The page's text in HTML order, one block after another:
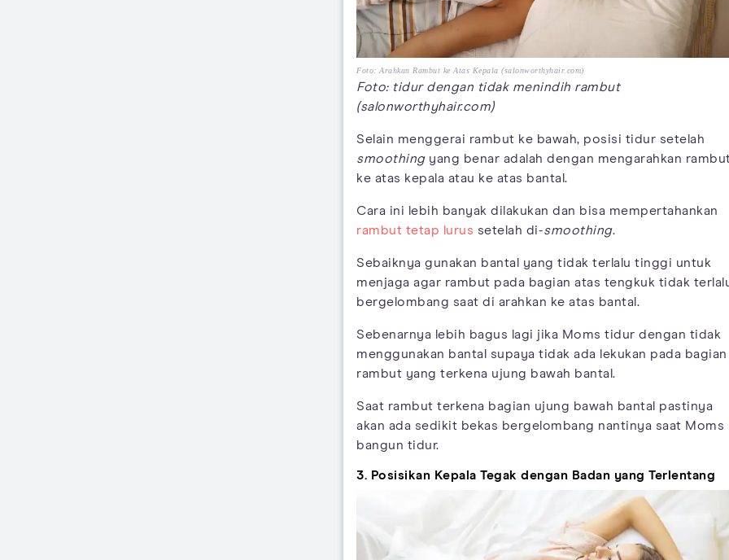
Foto: Arahkan Rambut ke Atas Kepala (salonworthyhair.com)
Foto: tidur dengan tidak menindih rambut
(salonworthyhair.com)
Selain menggerai rambut ke bawah, posisi tidur setelah
smoothingyang benar adalah dengan mengarahkan
ke atas kepala atau ke atas bantal.
Cara ini lebih banyak dilakukan dan bisa mempertahankan
rambut tetap lurus setelah di-smoothing.
Sebaiknya gunakan bantal yang tidak terlalu tinggi untuk
menjaga agar rambut pada bagian atas tengkuk tidak
bergelombang saat di arahkan ke atas bantal.
Sebenarnya lebih bagus lagi jika Moms tidur dengan tidak
menggunakan bantal supaya tidak ada lekukan pada bagian
rambut yang terkena ujung bawah bantal.
Saat rambut terkena bagian ujung bawah bantal pastinya
akan ada sedikit bekas bergelombang nantinya saat Moms
bangun tidur.
3. Posisikan Kepala Tegak dengan Badan yang Terlentang